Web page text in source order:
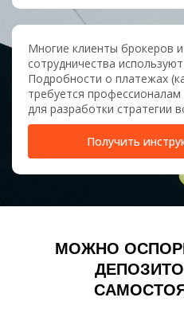
Многие клиенты брокеров
сотрудничества
Подробности о платежах
требуется
для разработки стратегии
Получить
МОЖНО